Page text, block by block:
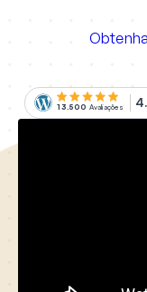
13.500 Avaliações